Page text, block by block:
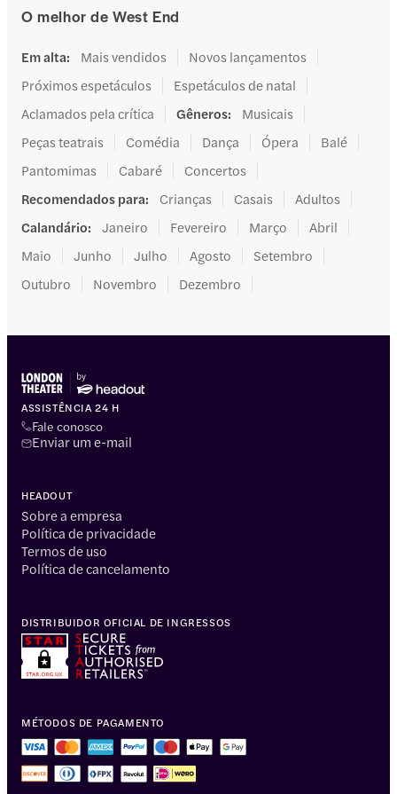
O melhor de West End
Em alta: Mais vendidos
Novos lançamentos
Próximos espetáculos
Espetáculos de natal
Aclamados pela crítica
Gêneros:
Musicais
Peças teatrais
Comédia Dança Ópera
Balé
Pantomimas
Cabaré
Concertos
Recomendados para: Crianças Casais
Adultos
Calandário: Janeiro Fevereiro Março
Abril
Maio
Junho Julho Agosto
Setembro
Outubro
Novembro Dezembro
ASSISTÊNCIA 24 H
Fale conosco
Enviar um e-mail
HEADOUT
Sobre a empresa
Política de privacidade
Termos de uso
Política de cancelamento
MÉTODOS DE PAGAMENTO
DISTRIBUIDOR OFICIAL DE INGRESSOS